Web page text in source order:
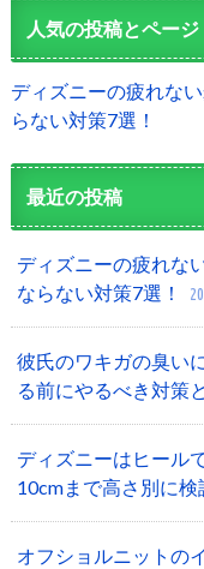
人気の投稿とページ
ディズニーの疲れな
らない対策7選！
最近の投稿
ディズニーの疲れな
ならない対策7選！
彼氏のワキガの臭い
る前にやるべき対策
ディズニーはヒール
10cmまで高さ別に検
オフショルニットの